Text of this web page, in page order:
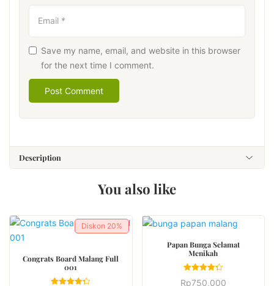
Email *
Save my name, email, and website in this browser
for the next time I comment.
Description
You also like
Diskon 20%
BUY NOW
Congrats Board Malang Full
001
Papan Bunga Selamat
Menikah
Rated
Rp750,000